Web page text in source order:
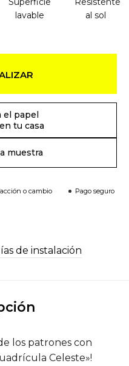
lavable
al sol
el papel
tu casa
muestra
o cambio
Pago seguro
de instalación
los patrones con
Celeste»!